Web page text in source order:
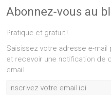
Abonnez-vous au
Pratique et gratuit !
Saisissez votre adresse e-
et recevoir une notification de
email.
Inscrivez